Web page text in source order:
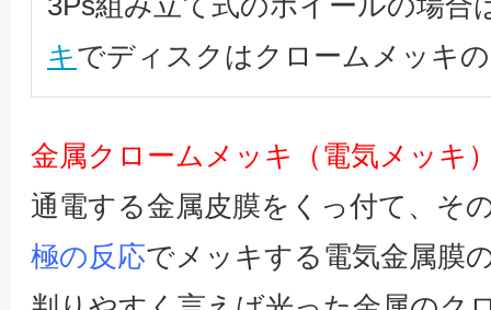
キでディスクはクロームメッキ
金属クロームメッキ（電気メッキ
通電する金属皮膜をくっ付て、そ
極の反応でメッキする電気金属膜